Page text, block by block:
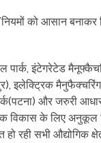
को आसान बनाकर
इंटेगरेटेड
इलेक्ट्रिक
और जरुरी
विकास के लिए अनुकूल
हो रही सभी औद्योगिक